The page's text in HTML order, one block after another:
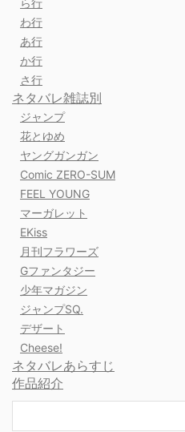
ら行
わ行
あ行
か行
さ行
ネタバレ雑誌別
ジャンプ
花とゆめ
ヤングガンガン
Comic ZERO-SUM
FEEL YOUNG
マーガレット
EKiss
月刊フラワーズ
Gファンタジー
少年マガジン
ジャンプSQ.
デザート
Cheese!
ネタバレあらすじ
作品紹介